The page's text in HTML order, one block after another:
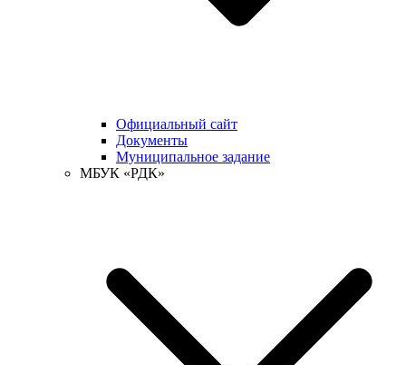
Официальный сайт
Документы
Муниципальное задание
МБУК «РДК»